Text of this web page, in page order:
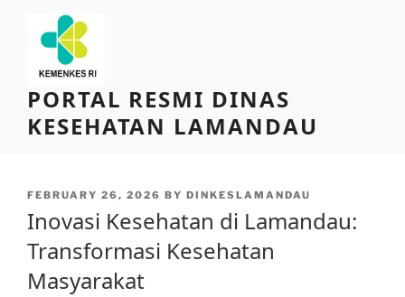
content
PORTAL RESMI DINAS
KESEHATAN LAMANDAU
POSTED
FEBRUARY 26, 2026 BY DINKESLAMANDAU
Inovasi Kesehatan di Lamandau:
Transformasi Kesehatan
Masyarakat